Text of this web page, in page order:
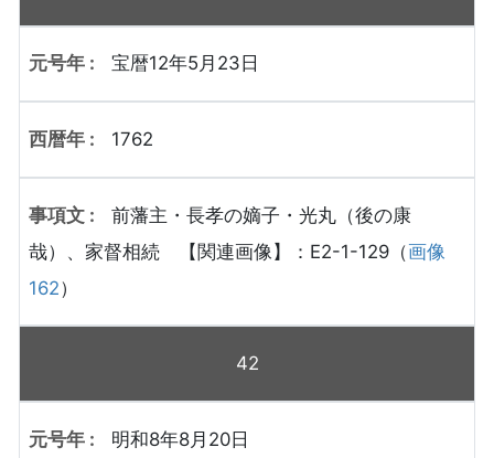
宝暦12年5月23日
1762
前藩主・長孝の嫡子・光丸（後の康
哉）、家督相続 【関連画像】：E2-1-129（画像
162）
42
明和8年8月20日